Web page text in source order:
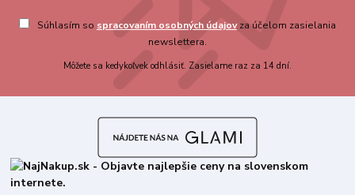
Súhlasím so spracovaním osobných údajovza účelom zasielania
newslettera.
Môžete sa kedykoľvek odhlásiť. Zasielame raz za 14 dní.